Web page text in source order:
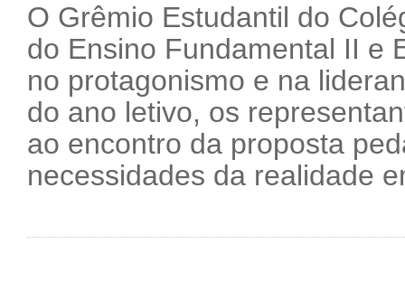
O Grêmio Estudantil do
do Ensino Fundamental II e
no protagonismo e na
do ano letivo, os
ao encontro da proposta
necessidades da realidade